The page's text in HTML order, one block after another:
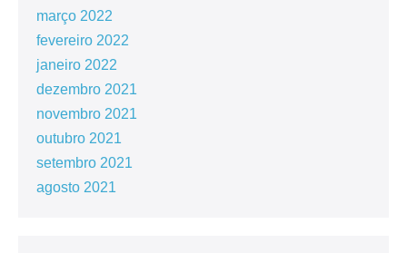
março 2022
fevereiro 2022
janeiro 2022
dezembro 2021
novembro 2021
outubro 2021
setembro 2021
agosto 2021